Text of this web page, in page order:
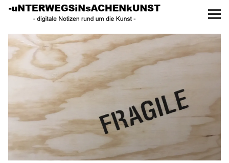
UNTERWEGS IN SACHEN
KUNST
Start
AKTUELLE AUSSTELLUNGEN
KUNSTSPAZIERGÄNGE
ÜBER
UNSER BUCH